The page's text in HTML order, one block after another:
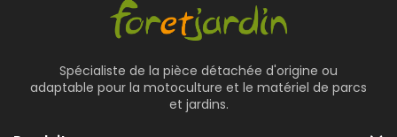
Spécialiste de la pièce détachée d'origine ou
adaptable pour la motoculture et le matériel de parcs
et jardins.